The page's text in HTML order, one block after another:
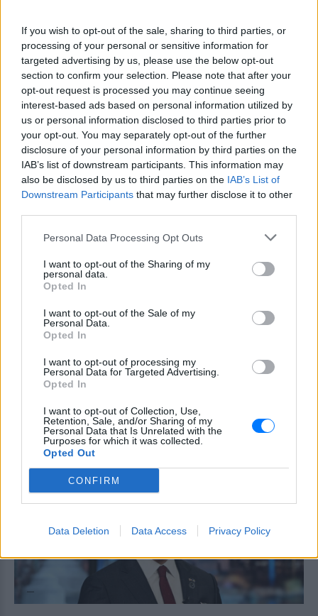
If you wish to opt-out of the sale, sharing to third parties, or
processing of your personal or sensitive information for
targeted advertising by us, please use the below opt-out
section to confirm your selection. Please note that after your
opt-out request is processed you may continue seeing
interest-based ads based on personal information utilized by
us or personal information disclosed to third parties prior to
your opt-out. You may separately opt-out of the further
disclosure of your personal information by third parties on the
IAB’s list of downstream participants. This information may
also be disclosed by us to third parties on the IAB’s List of
Downstream Participants that may further disclose it to other
Personal Data Processing Opt Outs
I want to opt-out of the Sharing of my
personal data.
Opted In
I want to opt-out of the Sale of my
Personal Data.
Opted In
I want to opt-out of processing my
Personal Data for Targeted Advertising.
Opted In
I want to opt-out of Collection, Use,
Retention, Sale, and/or Sharing of my
Personal Data that Is Unrelated with the
Purposes for which it was collected.
Opted Out
CONFIRM
Data Deletion Data Access Privacy Policy
ΔΕΙΤΕ ΕΠΙΣΗΣ
ΣΤΗΝ ΙΔΙΑ ΚΑΤΗΓΟΡΙΑ
Εντοπίστηκε σήραγγα 40
μέτρων στη Λιθουανία για τη
διέλευση παράνομων
μεταναστών από τη
Λευκορωσία
ΧΤΕΣ
επίθεση σε μία περίπτωση από ομάδα
σύλληψή τους, οι αξιωματικοί
παράνομοι μετανάστες διέφυγαν πίσω
ιχθύος» από NASA και SpaceX;
9 προσέκρουσε στη Σελήνη στις 6:35
GMT, αφήνοντας πίσω του κρατήρα 18
Παναθηναϊκός – ΤΣΣΚΑ 1948:
Ενός λεπτού σιγή στη μνήμη
τη ζωή τους